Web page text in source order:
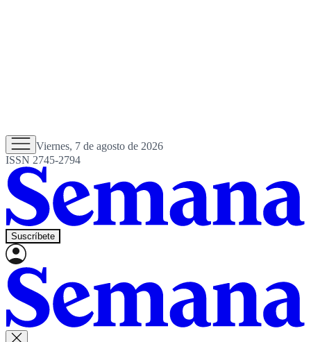
Viernes, 7 de agosto de 2026
ISSN 2745-2794
Suscríbete